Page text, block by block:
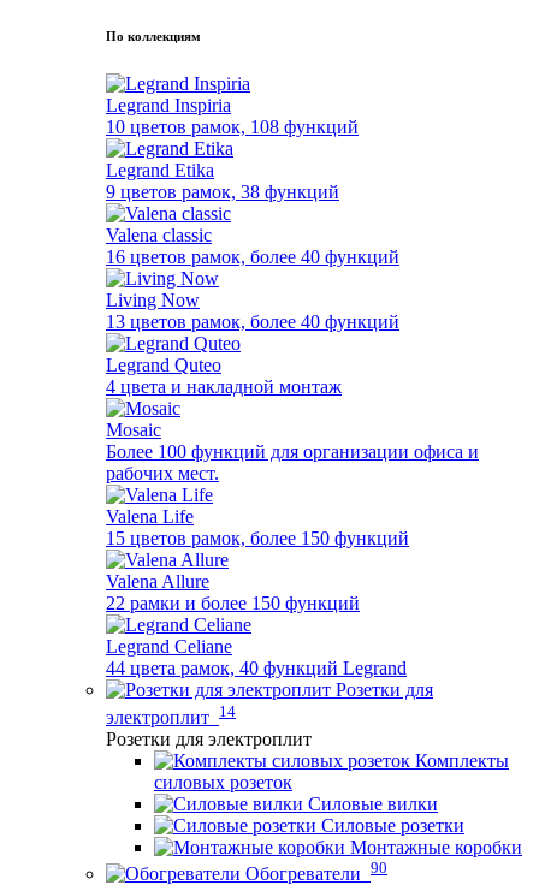
По коллекциям
Legrand Inspiria
10 цветов рамок, 108 функций
Legrand Etika
9 цветов рамок, 38 функций
Valena classic
16 цветов рамок, более 40 функций
Living Now
13 цветов рамок, более 40 функций
Legrand Quteo
4 цвета и накладной монтаж
Mosaic
Более 100 функций для организации офиса и
рабочих мест.
Valena Life
15 цветов рамок, более 150 функций
Valena Allure
22 рамки и более 150 функций
Legrand Celiane
44 цвета рамок, 40 функций Legrand
Розетки для
электроплит 14
Розетки для электроплит
Комплекты
силовых розеток
Силовые вилки
Силовые розетки
Монтажные коробки
Обогреватели 90